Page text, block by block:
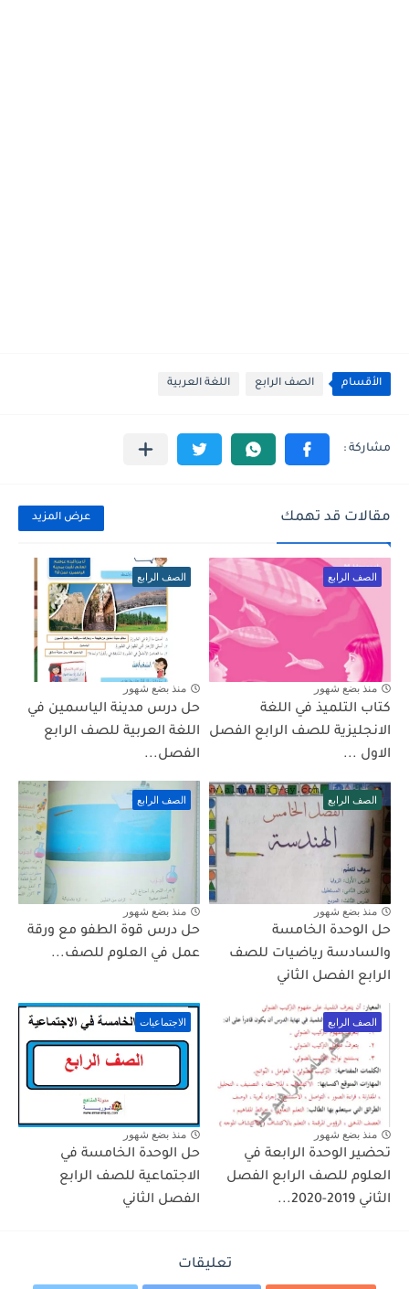
الأقسام الصف الرابع اللغة العربية
مقالات قد تهمك عرض المزيد
الصف الرابع
منذ بضع شهور
كتاب التلميذ في اللغة
الانجليزية للصف الرابع الفصل
الاول ...
الصف الرابع
منذ بضع شهور
حل درس مدينة الياسمين في
اللغة العربية للصف الرابع
الفصل...
الصف الرابع
منذ بضع شهور
حل الوحدة الخامسة
والسادسة رياضيات للصف
الرابع الفصل الثاني
الصف الرابع
منذ بضع شهور
حل درس قوة الطفو مع ورقة
عمل في العلوم للصف...
الصف الرابع
منذ بضع شهور
تحضير الوحدة الرابعة في
العلوم للصف الرابع الفصل
الثاني 2019-2020...
الاجتماعيات
منذ بضع شهور
حل الوحدة الخامسة في
الاجتماعية للصف الرابع
الفصل الثاني
تعليقات